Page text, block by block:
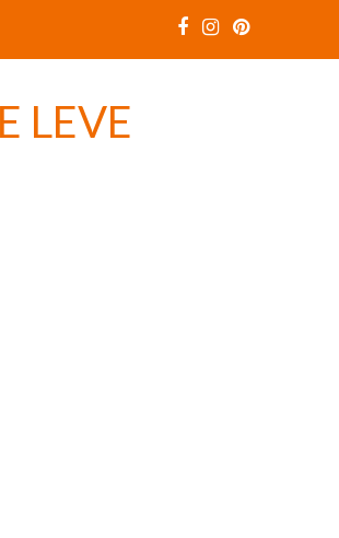
LEVE